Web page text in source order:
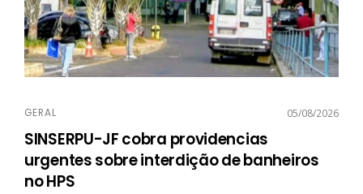
GERAL 05/08/2026
SINSERPU-JF cobra providencias
urgentes sobre interdição de banheiros
no HPS